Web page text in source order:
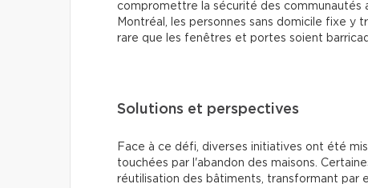
compromettre la sécurité des communautés
Montréal, les personnes sans domicile fixe y
rare que les fenêtres et portes soient
Solutions et perspectives
Face à ce défi, diverses initiatives ont été
touchées par l'abandon des maisons.
réutilisation des bâtiments, transformant par